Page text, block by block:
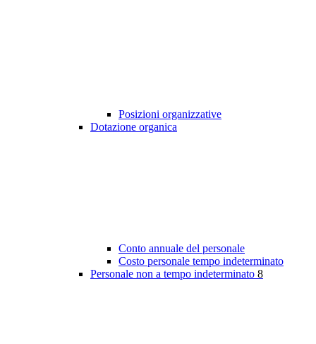
Posizioni organizzative
Dotazione organica
Conto annuale del personale
Costo personale tempo indeterminato
Personale non a tempo indeterminato 8